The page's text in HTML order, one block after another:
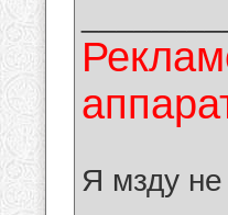
Я мзду